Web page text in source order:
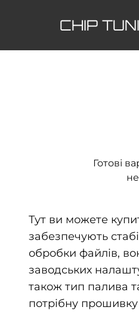
CHIP
Готові
Тут ви можете
забезпечують
обробки файлів,
заводських
також тип палива
потрібну